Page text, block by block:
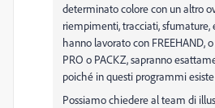
determinato colore con un altro
riempimenti, tracciati, sfumature,
hanno lavorato con FREEHAND,
PRO o PACKZ, sapranno
poiché in questi programmi
Possiamo chiedere al team di